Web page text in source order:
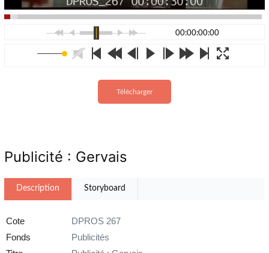
00:00:00:00
Télécharger
Publicité : Gervais
Description Storyboard
Cote
DPROS 267
Fonds
Publicités